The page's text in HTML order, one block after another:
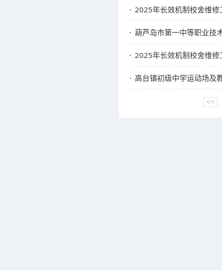
2025年长效机制校舍维
葫芦岛市第一中等职业技
2025年长效机制校舍维
高台镇初级中学运动场及
<<